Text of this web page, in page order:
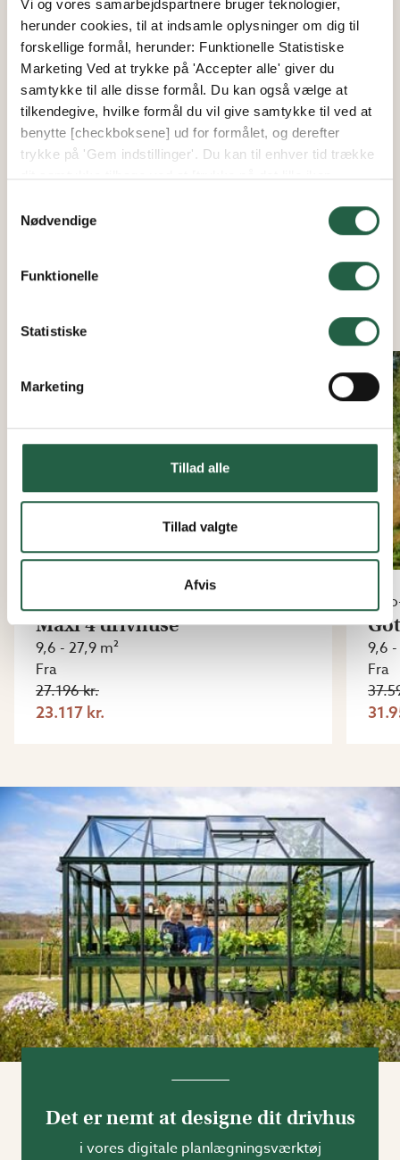
Vi og vores samarbejdspartnere bruger teknologier,
herunder cookies, til at indsamle oplysninger om dig til
forskellige formål, herunder: Funktionelle Statistiske
Marketing Ved at trykke på 'Accepter alle' giver du
samtykke til alle disse formål. Du kan også vælge at
tilkendegive, hvilke formål du vil give samtykke til ved at
benytte [checkboksene] ud for formålet, og derefter
trykke på 'Gem indstillinger'. Du kan til enhver tid trække
dit samtykke tilbage ved at [trykke på det lille ikon
mere om vores brug af cookies og andre teknologier,
personlige oplysninger
Nødvendige
Funktionelle
Statistiske
Marketing
Tillad alle
Tillad valgte
Afvis
Når man køber et lakeret drivhus, er alle profiler lakeret
i den valgte farve. Lakken fungerer som en beskyttende
overflade på profilerne. Det er lidt dyrere at købe, men
til gengæld holder det sig pænt længere end et
ubehandlet drivhus. Vi anbefaler et lakeret drivhus, hvis
du bor nær kysten eller har en swimmingpool i haven,
fordi metal, som udsættes for salt eller klor, er ekstra
udsat.
Maxi 4 drivhuse
9,6 - 27,9 m²
Fra
27.196 kr.
23.117 kr.
9,6
Fra
Det er nemt at designe dit drivhus
i vores digitale planlægningsværktøj